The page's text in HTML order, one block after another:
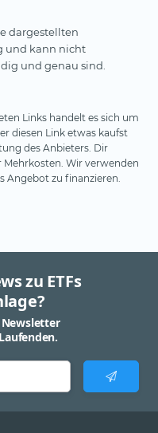
dargestellten
und kann nicht
und genau sind.
Links handelt es sich um
diesen Link etwas kaufst
des Anbieters. Dir
Wir verwenden
Angebot zu finanzieren.
zu ETFs